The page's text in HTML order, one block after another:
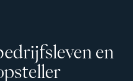
en